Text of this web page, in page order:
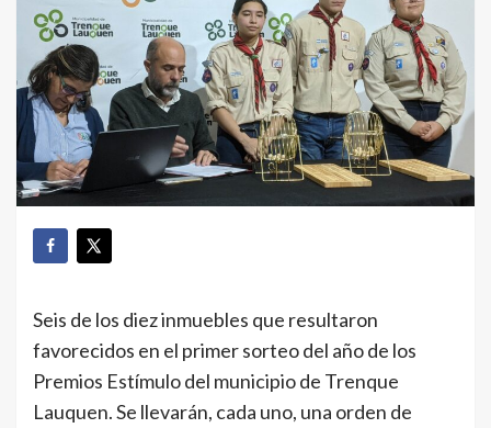
Seis de los diez inmuebles que resultaron
favorecidos en el primer sorteo del año de los
Premios Estímulo del municipio de Trenque
Lauquen. Se llevarán, cada uno, una orden de